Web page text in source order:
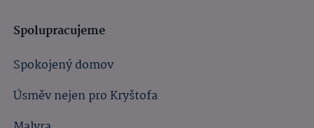
Spolupracujeme
Spokojený domov
Úsměv nejen pro Kryštofa